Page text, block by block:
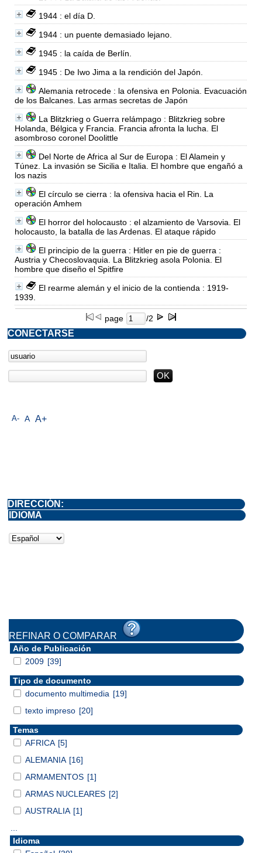
1944 : el día D.
1944 : un puente demasiado lejano.
1945 : la caída de Berlín.
1945 : De Iwo Jima a la rendición del Japón.
Alemania retrocede : la ofensiva en Polonia. Evacuación
de los Balcanes. Las armas secretas de Japón
La Blitzkrieg o Guerra relámpago : Blitzkrieg sobre
Holanda, Bélgica y Francia. Francia afronta la lucha. El
asombroso coronel Doolittle
Del Norte de Africa al Sur de Europa : El Alamein y
Túnez. La invasión se Sicilia e Italia. El hombre que engañó a
los nazis
El círculo se cierra : la ofensiva hacia el Rin. La
operación Amhem
El horror del holocausto : el alzamiento de Varsovia. El
holocausto, la batalla de las Ardenas. El ataque rápido
El principio de la guerra : Hitler en pie de guerra :
Austria y Checoslovaquia. La Blitzkrieg asola Polonia. El
hombre que diseño el Spitfire
El rearme alemán y el inicio de la contienda : 1919-
1939.
page /2
A- A A+
CONECTARSE
DIRECCIÓN:
IDIOMA
REFINAR O COMPARAR
Año de Publicación
2009 [39]
Tipo de documento
documento multimedia [19]
texto impreso [20]
Temas
AFRICA [5]
ALEMANIA [16]
ARMAMENTOS [1]
ARMAS NUCLEARES [2]
AUSTRALIA [1]
Idioma